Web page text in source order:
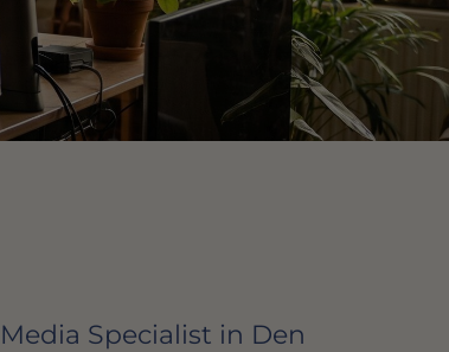
Specialist in Den